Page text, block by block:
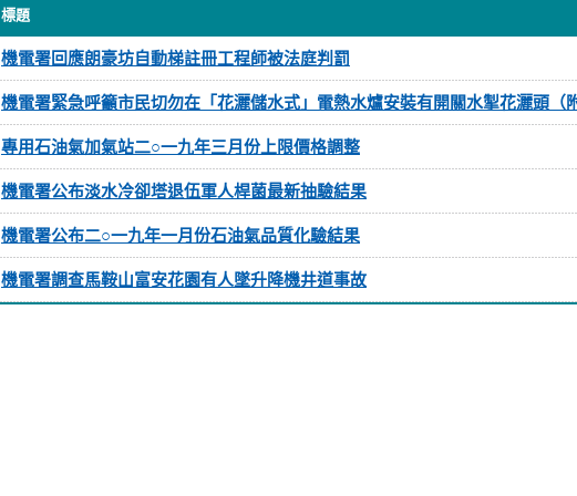
標題
機電署回應朗豪坊自動梯註冊工程師被法庭判罰
機電署緊急呼籲市民切勿在「花灑儲水式」電熱水爐安裝有開關水掣花灑頭（
專用石油氣加氣站二○一九年三月份上限價格調整
機電署公布淡水冷卻塔退伍軍人桿菌最新抽驗結果
機電署公布二○一九年一月份石油氣品質化驗結果
機電署調查馬鞍山富安花園有人墜升降機井道事故